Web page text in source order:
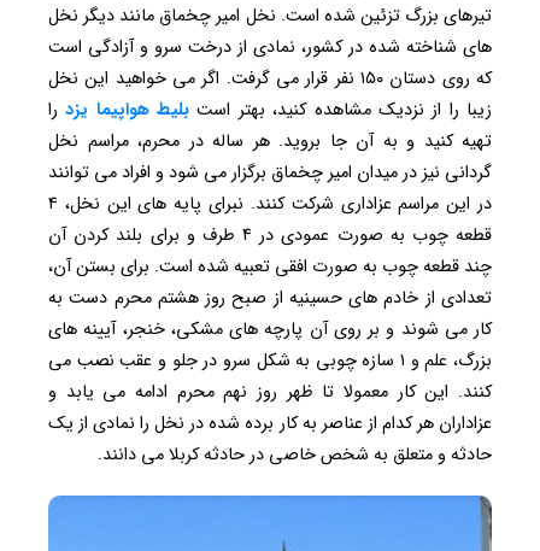
تیرهای بزرگ تزئین شده است. نخل امیر چخماق مانند دیگر نخل
‌های شناخته شده در کشور، نمادی از درخت سرو و آزادگی است
که روی دستان ۱۵۰ نفر قرار می گرفت. اگر می خواهید این نخل
زیبا را از نزدیک مشاهده کنید، بهتر است بلیط هواپیما یزد را
تهیه کنید و به آن جا بروید. هر ساله در محرم، مراسم نخل
گردانی نیز در میدان امیر چخماق برگزار می شود و افراد می توانند
در این مراسم عزاداری شرکت کنند. نبرای پایه ‌های این نخل، ۴
قطعه چوب به صورت عمودی در ۴ طرف و برای بلند کردن آن
چند قطعه چوب به صورت افقی تعبیه شده است. برای بستن آن،
تعدادی از خادم های حسینیه از صبح روز هشتم محرم دست به
کار می شوند و بر روی آن پارچه های مشکی، خنجر، آیینه های
بزرگ، علم و ۱ سازه چوبی به شکل سرو در جلو و عقب نصب می
کنند. این کار معمولا تا ظهر روز نهم محرم ادامه می یابد و
عزاداران هر کدام از عناصر به کار برده شده در نخل را نمادی از یک
حادثه و متعلق به شخص خاصی در حادثه کربلا می دانند.